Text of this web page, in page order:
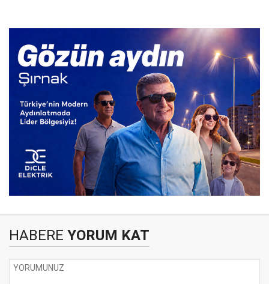
HABERE YORUM KAT